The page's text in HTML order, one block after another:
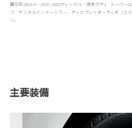
■写真はVAN・2WD･2800ディーゼル・標準ボディ･スーパー
プ、デジタルインナーミラー、ディスプレイオーディオ（
ン。
主要装備